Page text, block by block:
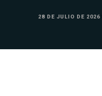
28 DE JULIO DE 2026